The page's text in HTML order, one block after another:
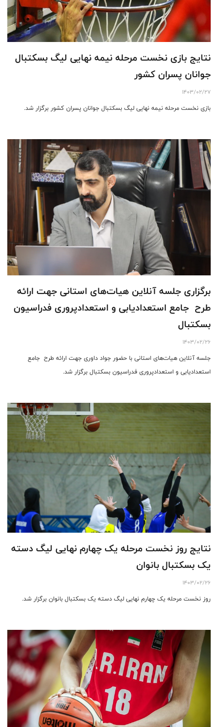
نتایج بازی نخست مرحله نیمه نهایی لیگ بسکتبال
جوانان پسران کشور
1403/02/27
بازی نخست مرحله نیمه نهایی لیگ بسکتبال جوانان پسران کشور برگزار شد.
برگزاری جلسه آنلاین هیات‌های استانی جهت ارائه
طرح جامع استعدادیابی و استعدادپروری فدراسیون
بسکتبال
1403/02/26
جلسه آنلاین هیات‌های استانی با حضور جواد داوری جهت ارائه طرح جامع
استعدادیابی و استعدادپروری فدراسیون بسکتبال برگزار شد.
نتایج روز نخست مرحله یک چهارم نهایی لیگ دسته
یک بسکتبال بانوان
1403/02/26
روز نخست مرحله یک چهارم نهایی لیگ دسته یک بسکتبال بانوان برگزار شد.